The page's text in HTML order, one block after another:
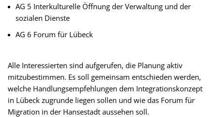
AG 5 Interkulturelle Öffnung der Verwaltung und der
sozialen Dienste
AG 6 Forum für Lübeck
Alle Interessierten sind aufgerufen, die Planung aktiv
mitzubestimmen. Es soll gemeinsam entschieden werden,
welche Handlungsempfehlungen dem Integrationskonzept
in Lübeck zugrunde liegen sollen und wie das Forum für
Migration in der Hansestadt aussehen soll.